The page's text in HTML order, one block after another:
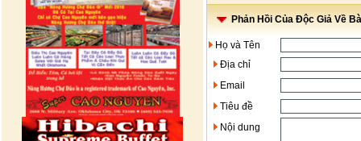
Phản Hồi Của Độc Giả Về
Họ và Tên
Địa chỉ
Email
Tiêu đề
Nội dung